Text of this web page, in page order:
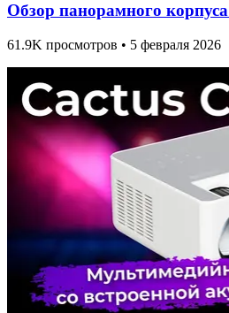
Обзор панорамного корпуса
61.9K просмотров • 5 февраля 2026